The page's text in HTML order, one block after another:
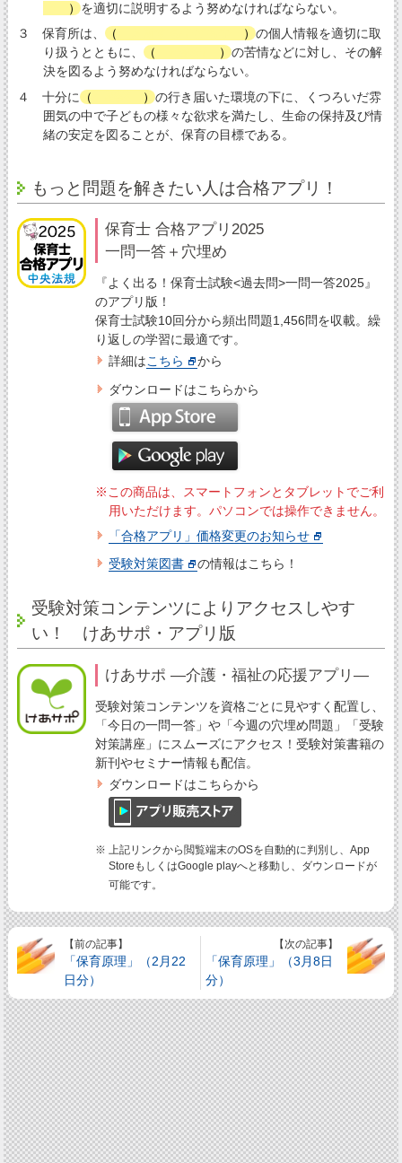
）を適切に説明するよう努めなければならない。
３ 保育所は、 （ ）の個人情報を適切に取
り扱うとともに、 （ ）の苦情などに対し、その解
決を図るよう努めなければならない。
４ 十分に（ ）の行き届いた環境の下に、くつろいだ雰
囲気の中で子どもの様々な欲求を満たし、生命の保持及び情
緒の安定を図ることが、保育の目標である。
もっと問題を解きたい人は合格アプリ！
保育士 合格アプリ2025
一問一答＋穴埋め
『よく出る！保育士試験<過去問>一問一答2025』
のアプリ版！
保育士試験10回分から頻出問題1,456問を収載。繰
り返しの学習に最適です。
詳細はこちら
から
ダウンロードはこちらから
※この商品は、スマートフォンとタブレットでご利
用いただけます。パソコンでは操作できません。
「合格アプリ」価格変更のお知らせ
受験対策図書
の情報はこちら！
受験対策コンテンツによりアクセスしやす
い！ けあサポ・アプリ版
けあサポ ―介護・福祉の応援アプリ―
受験対策コンテンツを資格ごとに見やすく配置し、
「今日の一問一答」や「今週の穴埋め問題」「受験
対策講座」にスムーズにアクセス！受験対策書籍の
新刊やセミナー情報も配信。
ダウンロードはこちらから
※ 上記リンクから閲覧端末のOSを自動的に判別し、App
StoreもしくはGoogle playへと移動し、ダウンロードが
可能です。
【前の記事】
「保育原理」（2月22
日分）
【次の記事】
「保育原理」（3月8日
分）